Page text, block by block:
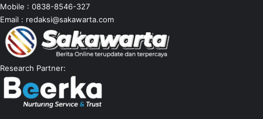
Mobile : 0838-8546-327
Email : redaksi@sakawarta.com
Research Partner: